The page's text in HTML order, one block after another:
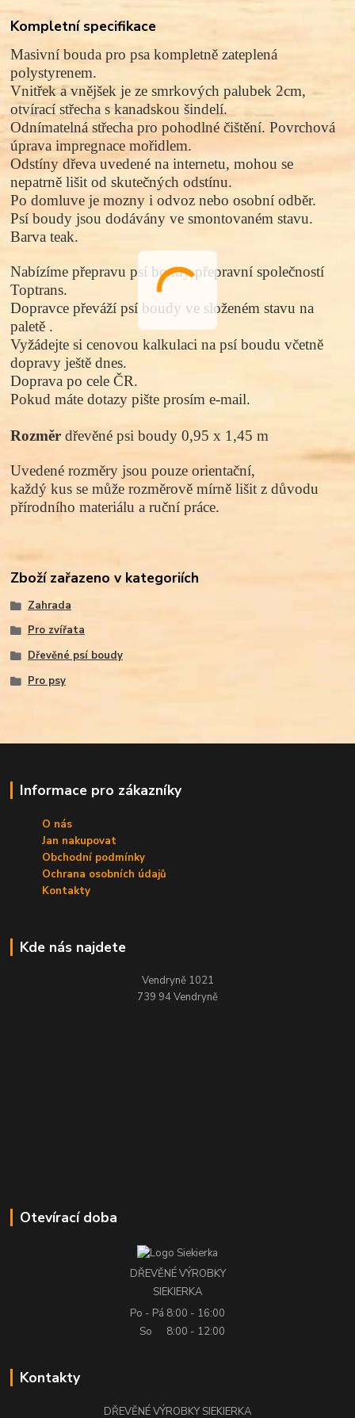
Kompletní specifikace
Masivní bouda pro psa kompletně zateplená
polystyrenem.
Vnitřek a vnějšek je ze smrkových palubek 2cm,
otvírací střecha s kanadskou šindelí.
Odnímatelná střecha pro pohodlné čištění. Povrchová
úprava impregnace mořidlem.
Odstíny dřeva uvedené na internetu, mohou se
nepatrně lišit od skutečných odstínu.
Po domluve je mozny i odvoz nebo osobní odběr.
Psí boudy jsou dodávány ve smontovaném stavu.
Barva teak.
Nabízíme přepravu psí boudy přepravní společností
Toptrans.
Dopravce převáží psí boudy ve složeném stavu na
paletě .
Vyžádejte si cenovou kalkulaci na psí boudu včetně
dopravy ještě dnes.
Doprava po cele ČR.
Pokud máte dotazy pište prosím e-mail.
Rozměr dřevěné psi boudy 0,95 x 1,45 m
Uvedené rozměry jsou pouze orientační,
každý kus se může rozměrově mírně lišit z důvodu
přírodního materiálu a ruční práce.
Zboží zařazeno v kategoriích
Zahrada
Pro zvířata
Dřevěné psí boudy
Pro psy
Informace pro zákazníky
O nás
Jan nakupovat
Obchodní podmínky
Ochrana osobních údajů
Kontakty
Kde nás najdete
Vendryně 1021
739 94 Vendryně
Otevírací doba
DŘEVĚNÉ VÝROBKY
SIEKIERKA
Po - Pá 8:00 - 16:00
So
8:00 - 12:00
Kontakty
DŘEVĚNÉ VÝROBKY SIEKIERKA